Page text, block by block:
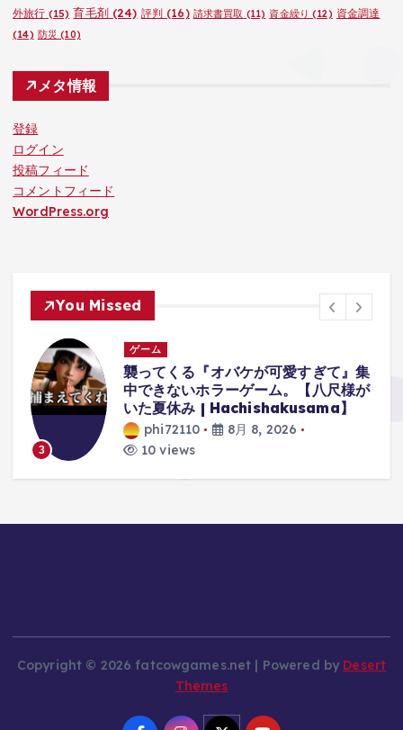
外旅行 (15) 育毛剤(24) 評判 (16) 請求書買取 (11) 資金繰り (12) 資金調達
(14) 防災 (10)
メタ情報
登録
ログイン
投稿フィード
コメントフィード
WordPress.org
You Missed
3
ゲーム
襲ってくる『オバケが可愛すぎて』集
中できないホラーゲーム。【八尺様が
いた夏休み | Hachishakusama】
phi72110
8月 8, 2026
10 views
Copyright © 2026 fatcowgames.net | Powered by Desert
Themes